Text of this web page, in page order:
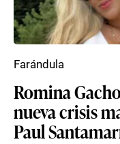
Romina
nueva crisis
Paul
Farándula